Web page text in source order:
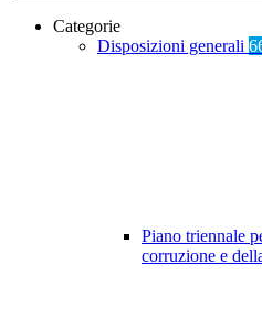
Categorie
Disposizioni generali
Piano triennale
corruzione e